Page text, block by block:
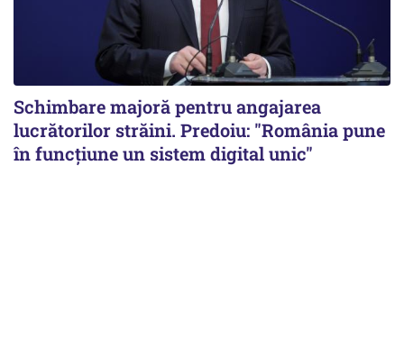
Schimbare majoră pentru angajarea
lucrătorilor străini. Predoiu: "România pune
în funcțiune un sistem digital unic"